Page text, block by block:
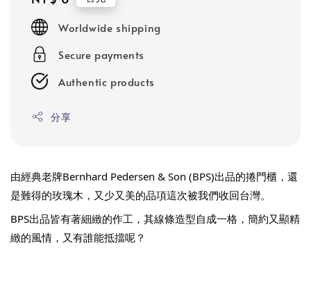
price
Worldwide shipping
Secure payments
Authentic products
分享
由經典老牌Bernhard Pedersen & Son (BPS)出品的捲門櫃，還
是難得的玫瑰木，又少又美的品項這次被我們收回台灣。
BPS出品皆有著細緻的作工，其線條造型自成一格，簡約又顯精
緻的風情，又有誰能抵擋呢？